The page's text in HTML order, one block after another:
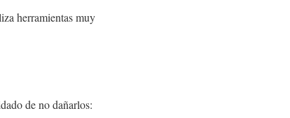
herramientas muy
de no dañarlos: